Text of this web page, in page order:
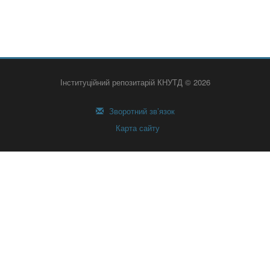
Інституційний репозитарій КНУТД © 2026
Зворотний зв’язок
Карта сайту